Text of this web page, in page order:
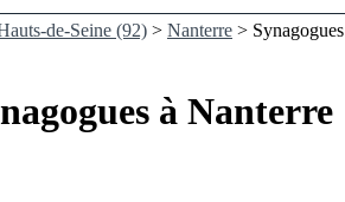
de-Seine (92) > Nanterre > Synagogues
à Nanterre